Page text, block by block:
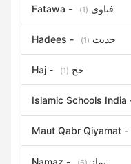
Fatawa - فتاوی (1)
Hadees - حدیث (1)
Haj - حج (1)
Namaz - نماز